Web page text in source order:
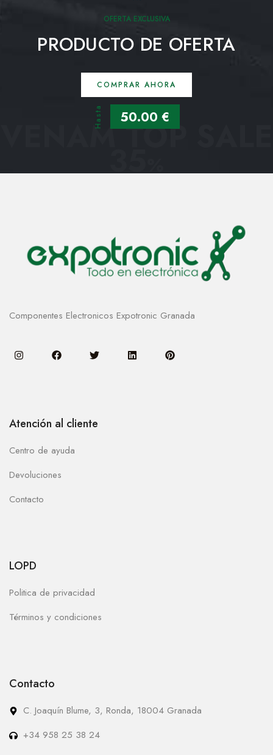
OFERTA EXCLUSIVA
PRODUCTO DE OFERTA
COMPRAR AHORA
Hasta 50.00 €
VENAM TOP SALE
35
Componentes Electronicos Expotronic Granada
Atención al cliente
Centro de ayuda
Devoluciones
Contacto
LOPD
Politica de privacidad
Términos y condiciones
Contacto
C. Joaquín Blume, 3, Ronda, 18004 Granada
+34 958 25 38 24